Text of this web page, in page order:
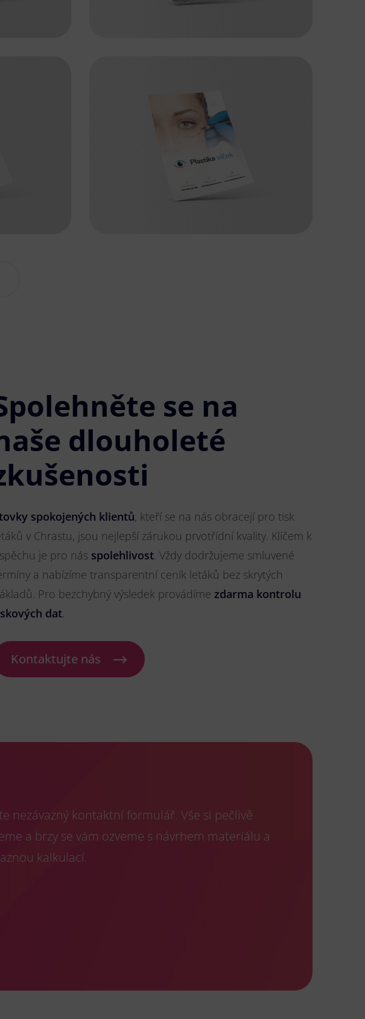
se na
dlouholeté
spokojených klientů, kteří se na nás obracejí pro tisk
v Chrastu, jsou nejlepší zárukou prvotřídní kvality. Klíčem k
je pro nás spolehlivost. Vždy dodržujeme smluvené
a nabízíme transparentní ceník letáků bez skrytých
Pro bezchybný výsledek provádíme zdarma kontrolu
dat.
Kontaktujte nás
nezávazný kontaktní formulář. Vše si pečlivě
a brzy se vám ozveme s návrhem materiálu a
kalkulací.